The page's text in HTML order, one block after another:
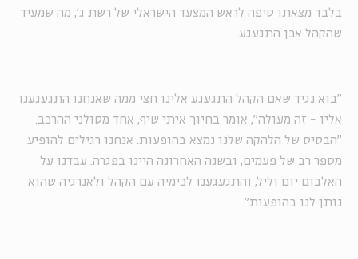
בלבד מצאתו טיפה לראש המצעד הישראלי של רשת ג', מה שמעיד
שהקהל אכן התגעגע.
"בוא נגיד שאם הקהל התגעגע אלינו חצי ממה שאנחנו התגעגענו
אליו - זה מעולה", אומר בחיוך איתי שיף, אחד מסולני ההרכב.
"הבסיס של הלהקה שלנו נמצא בהופעות. אנחנו רגילים להופיע
מספר רב של פעמים, ובשנה האחרונה היינו בפגרה. עבדנו על
האלבום יום וליל, והתגעגענו לכימיה עם הקהל ולאנרגיה שהוא
נותן לנו בהופעות".